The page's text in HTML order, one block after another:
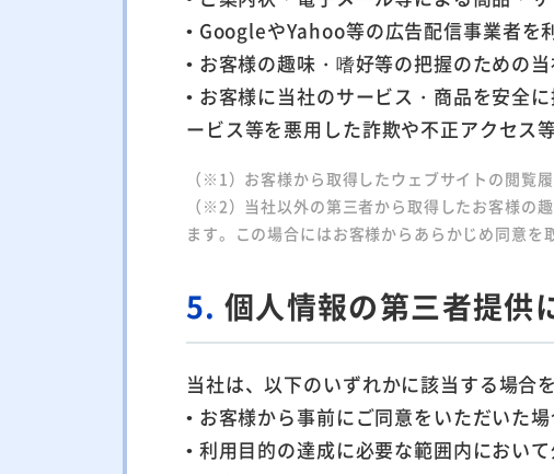
• GoogleやYahoo等の広告配信事業者を
• お客様の趣味・嗜好等の把握のための
• お客様に当社のサービス・商品を安全
ービス等を悪用した詐欺や不正アクセス
（※1）お客様から取得したウェブサイトの閲覧
（※2）当社以外の第三者から取得したお客様の
ます。この場合にはお客様からあらかじめ同意を
5. 個人情報の第三者提供
当社は、以下のいずれかに該当する場合
• お客様から事前にご同意をいただいた
• 利用目的の達成に必要な範囲内におい